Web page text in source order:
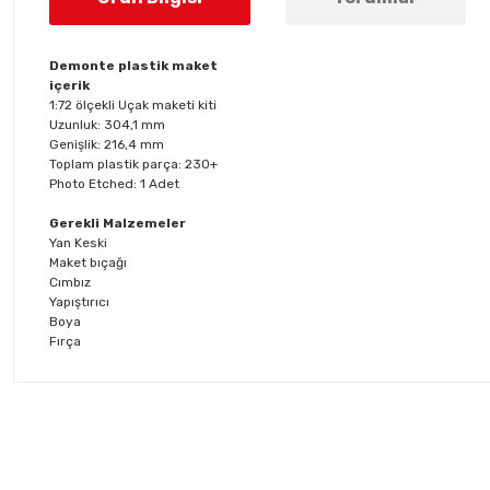
Demonte plastik maket
içerik
1:72 ölçekli Uçak maketi kiti
Uzunluk: 304,1 mm
Genişlik: 216,4 mm
Toplam plastik parça: 230+
Photo Etched: 1 Adet
Gerekli Malzemeler
Yan Keski
Maket bıçağı
Cımbız
Yapıştırıcı
Boya
Fırça